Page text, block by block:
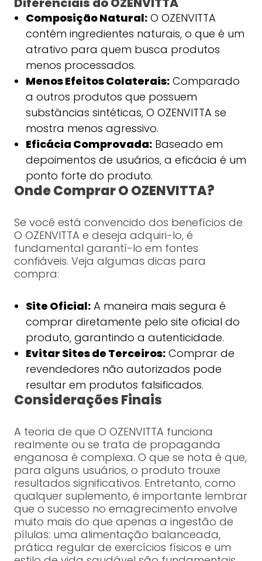
Composição Natural:O OZENVITTA
contém ingredientes naturais, o que é um
atrativo para quem busca produtos
menos processados.
Menos Efeitos Colaterais:Comparado
a outros produtos que possuem
substâncias sintéticas, O OZENVITTA se
mostra menos agressivo.
Eficácia Comprovada:Baseado em
depoimentos de usuários, a eficácia é um
ponto forte do produto.
Onde Comprar O OZENVITTA?
Se você está convencido dos benefícios de
O OZENVITTA e deseja adquiri-lo, é
fundamental garantí-lo em fontes
confiáveis. Veja algumas dicas para
compra:
Site Oficial:A maneira mais segura é
comprar diretamente pelo site oficial do
produto, garantindo a autenticidade.
Evitar Sites de Terceiros:Comprar de
revendedores não autorizados pode
resultar em produtos falsificados.
Considerações Finais
A teoria de que O OZENVITTA funciona
realmente ou se trata de propaganda
enganosa é complexa. O que se nota é que,
para alguns usuários, o produto trouxe
resultados significativos. Entretanto, como
qualquer suplemento, é importante lembrar
que o sucesso no emagrecimento envolve
muito mais do que apenas a ingestão de
pílulas: uma alimentação balanceada,
prática regular de exercícios físicos e um